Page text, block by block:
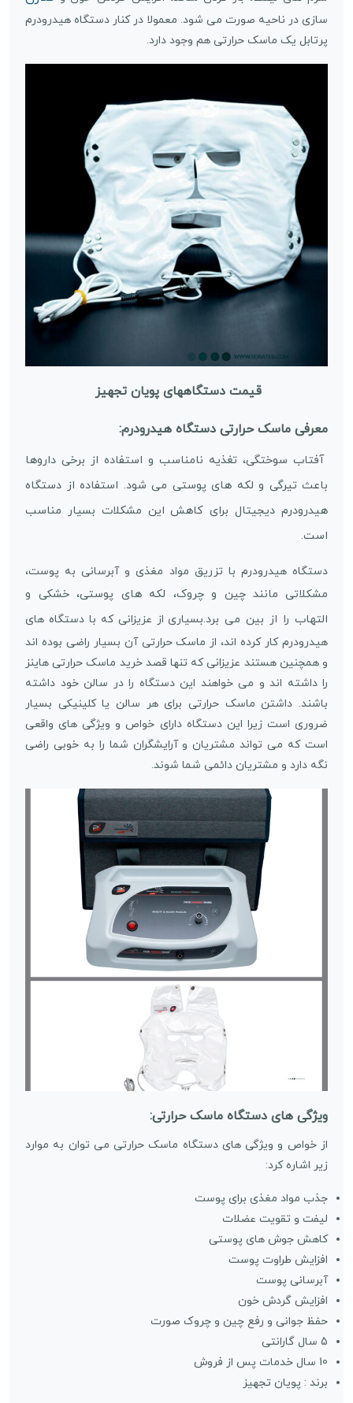
سازی در ناحیه صورت می شود. معمولا در کنار دستگاه هیدرودرم
پرتابل یک ماسک حرارتی هم وجود دارد.
قیمت دستگاههای پویان تجهیز
معرفی ماسک حرارتی دستگاه هیدرودرم:
آفتاب سوختگی، تغذیه نامناسب و استفاده از برخی داروها
باعث تیرگی و لکه های پوستی می شود. استفاده از دستگاه
هیدرودرم دیجیتال برای کاهش این مشکلات بسیار مناسب
است.
دستگاه هیدرودرم با تزریق مواد مغذی و آبرسانی به پوست،
مشکلاتی مانند چین و چروک، لکه های پوستی، خشکی و
التهاب را از بین می برد.بسیاری از عزیزانی که با دستگاه های
هیدرودرم کار کرده اند، از ماسک حرارتی آن بسیار راضی بوده اند
و همچنین هستند عزیزانی که تنها قصد خرید ماسک حرارتی هاینز
را داشته اند و می خواهند این دستگاه را در سالن خود داشته
باشند. داشتن ماسک حرارتی برای هر سالن یا کلینیکی بسیار
ضروری است زیرا این دستگاه دارای خواص و ویژگی های واقعی
است که می تواند مشتریان و آرایشگران شما را به خوبی راضی
نگه دارد و مشتریان دائمی شما شوند.
ویژگی های دستگاه ماسک حرارتی:
از خواص و ویژگی های دستگاه ماسک حرارتی می توان به موارد
زیر اشاره کرد:
جذب مواد مغذی برای پوست
لیفت و تقویت عضلات
کاهش جوش های پوستی
افزایش طراوت پوست
آبرسانی پوست
افزایش گردش خون
حفظ جوانی و رفع چین و چروک صورت
5 سال گارانتی
10 سال خدمات پس از فروش
برند : پویان تجهیز